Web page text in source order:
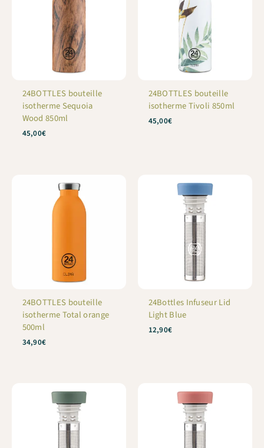
24BOTTLES bouteille
isotherme Sequoia
Wood 850ml
45,00€
24BOTTLES bouteille
isotherme Tivoli 850ml
45,00€
24BOTTLES bouteille
isotherme Total orange
500ml
34,90€
24Bottles Infuseur Lid
Light Blue
12,90€